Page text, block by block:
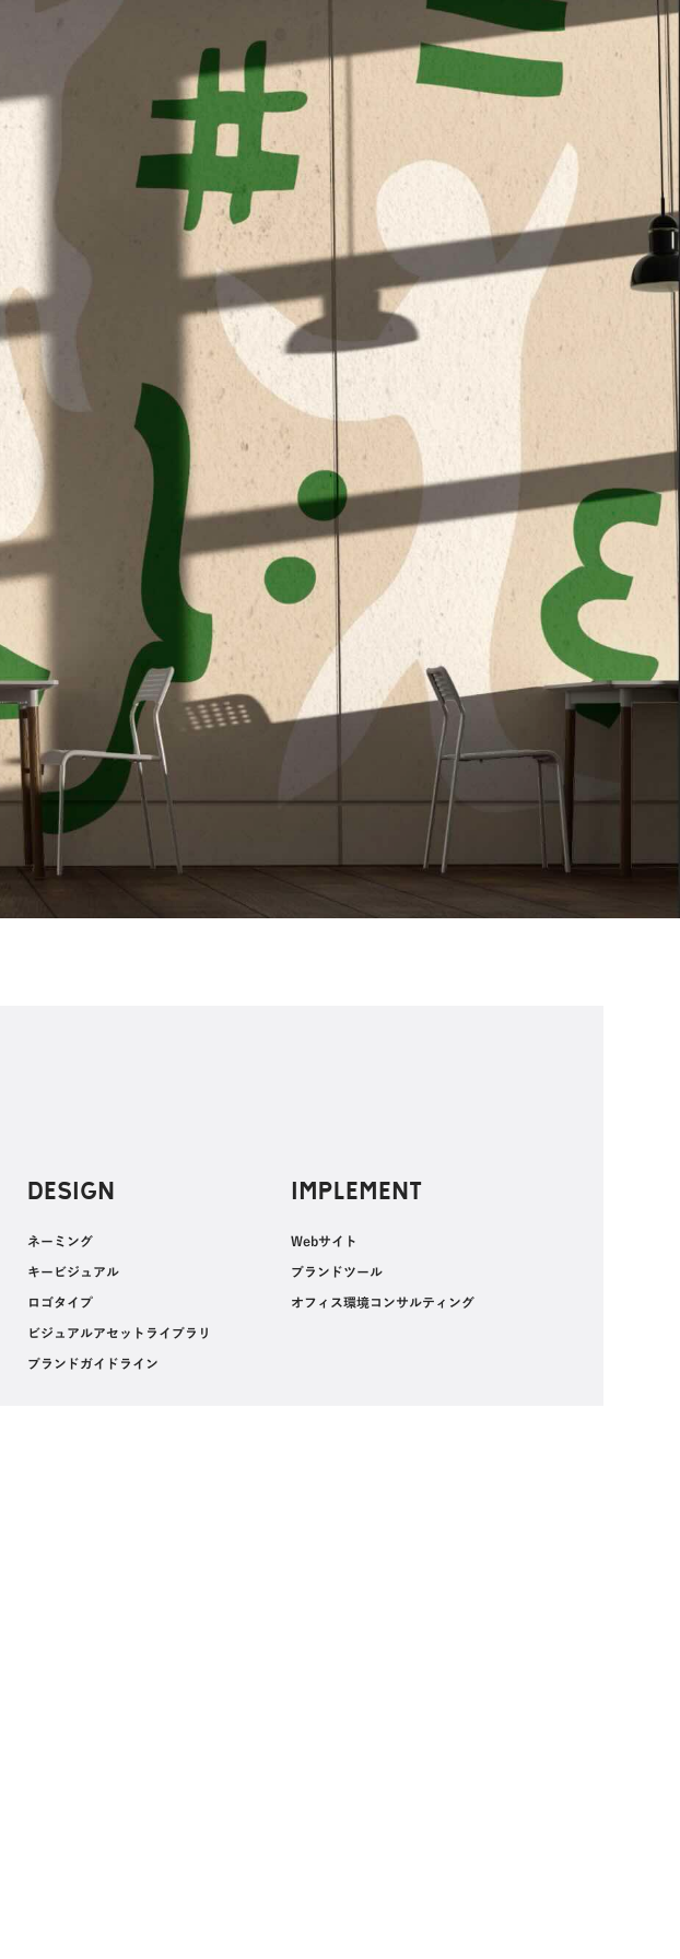
DESIGN
‍ネーミング
キービジュアル
ロゴタイプ
ビジュアルアセットライブラリ
ブランドガイドライン
IMPLEMENT
Webサイト
ブランドツール
オフィス環境コンサルティング